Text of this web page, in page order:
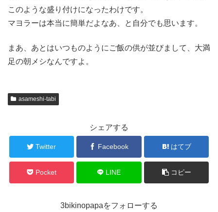
このような盛り付けになったわけです。
マヨラーは本当に簡単だよなあ、と自分でも思います。
まあ、あとはいつものようにご飯の供が並びまして、大満
足の朝メシなんですよ。
asameshi-tabi
シェアする
Twitter Facebook はてブ
Pocket LINE コピー
3bikinopapaをフォローする